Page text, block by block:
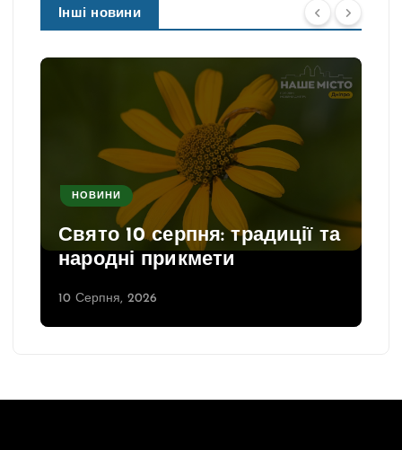
Інші новини
НОВИНИ
Свято 10 серпня: традиції та
народні прикмети
10 Серпня, 2026